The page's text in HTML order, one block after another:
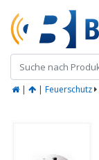
| | Feuerschutz